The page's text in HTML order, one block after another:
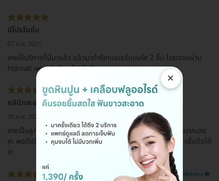
มีโปรโมชั่น
07 ม.ค. 2021
เคยใช้บริการที่นี่มาแล้ว แล้วมาทำรีเทนเนอร์แบบใส 2 ชิ้น โดยจองผ่าน
Hdmall เพราะกำลังหาโปรโมชั่น
คลินิกสะอาด ดูแลดี ราคาถูก
30 ก.ย. 2020
เคยเป็นลูกค้าประจำของคลินิกนี้มาก่อน คลินิกสะอาดและดูแลดีมากเลย
ค่ะ พอดีเปิดหาคูปองเลยเจอเว็บนี้ แพ็กเกจราคาถูก น่าสนใจ และเชื่อถือได้
ค่ะ
รีวิวสถานที่ให้บริการ 🏥
×